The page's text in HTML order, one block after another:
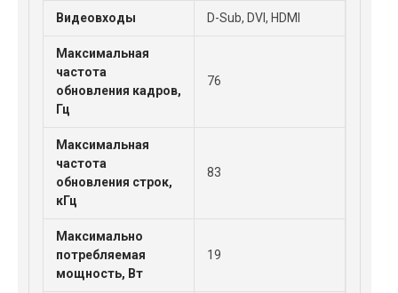
Видеовходы D-Sub, DVI, HDMI
Максимальная
частота
обновления кадров,
Гц
76
Максимальная
частота
обновления строк,
кГц
83
Максимально
потребляемая
мощность, Вт
19